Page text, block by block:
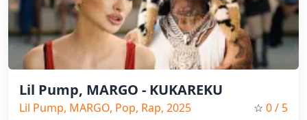
Lil Pump, MARGO - KUKAREKU
Lil Pump, MARGO, Pop, Rap, 2025 ☆ 0/ 5